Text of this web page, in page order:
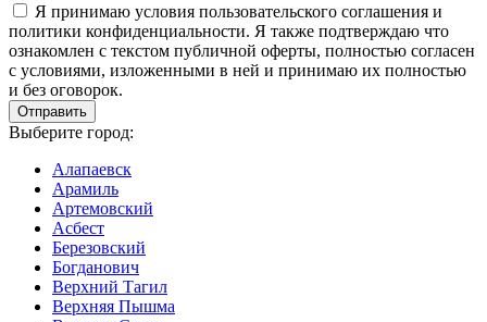
Я принимаю условия пользовательского соглашения и
политики конфиденциальности. Я также подтверждаю что
ознакомлен с текстом публичной оферты, полностью согласен
с условиями, изложенными в ней и принимаю их полностью
и без оговорок.
Выберите город:
Алапаевск
Арамиль
Артемовский
Асбест
Березовский
Богданович
Верхний Тагил
Верхняя Пышма